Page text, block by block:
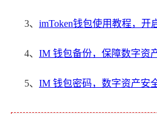
3、 imToken钱包使用教程，开
4、 IM 钱包备份，保障数字资
5、 IM 钱包密码，数字资产安